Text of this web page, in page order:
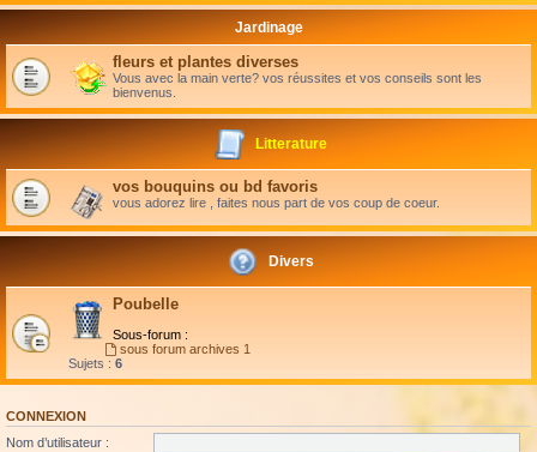
Jardinage
fleurs et plantes diverses
Vous avec la main verte? vos réussites et vos conseils sont les
bienvenus.
Litterature
vos bouquins ou bd favoris
vous adorez lire , faites nous part de vos coup de coeur.
Divers
Poubelle
Sous-forum :
sous forum archives 1
Sujets : 6
CONNEXION
Nom d’utilisateur :